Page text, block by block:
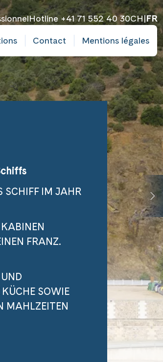
Hotline +41 71 552 40 30CH|FR
Contact Mentions légales
SCHIFF IM JAHR
FRANZ.
SOWIE
MAHLZEITEN